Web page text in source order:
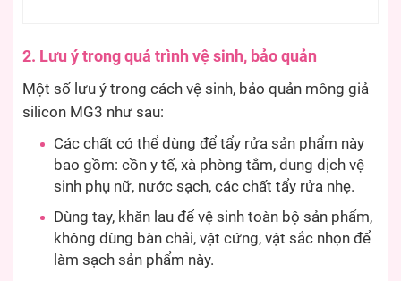
2. Lưu ý trong quá trình vệ sinh, bảo quản
Một số lưu ý trong cách vệ sinh, bảo quản mông giả
silicon MG3 như sau:
Các chất có thể dùng để tẩy rửa sản phẩm này
bao gồm: cồn y tế, xà phòng tắm, dung dịch vệ
sinh phụ nữ, nước sạch, các chất tẩy rửa nhẹ.
Dùng tay, khăn lau để vệ sinh toàn bộ sản phẩm,
không dùng bàn chải, vật cứng, vật sắc nhọn để
làm sạch sản phẩm này.